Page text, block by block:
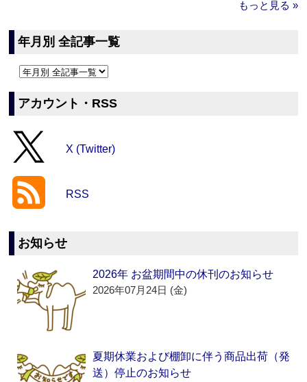
もっと見る »
年月別 全記事一覧
アカウント・RSS
X (Twitter)
RSS
お知らせ
2026年 お盆期間中の休刊のお知らせ
2026年07月24日 (金)
夏期休業および棚卸に伴う商品出荷（発
送）停止のお知らせ